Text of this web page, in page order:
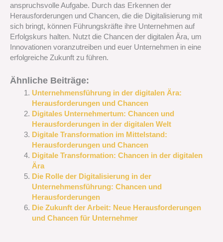
anspruchsvolle Aufgabe. Durch das Erkennen der
Herausforderungen und Chancen, die die Digitalisierung mit
sich bringt, können Führungskräfte ihre Unternehmen auf
Erfolgskurs halten. Nutzt die Chancen der digitalen Ära, um
Innovationen voranzutreiben und euer Unternehmen in eine
erfolgreiche Zukunft zu führen.
Ähnliche Beiträge:
Unternehmensführung in der digitalen Ära:
Herausforderungen und Chancen
Digitales Unternehmertum: Chancen und
Herausforderungen in der digitalen Welt
Digitale Transformation im Mittelstand:
Herausforderungen und Chancen
Digitale Transformation: Chancen in der digitalen
Ära
Die Rolle der Digitalisierung in der
Unternehmensführung: Chancen und
Herausforderungen
Die Zukunft der Arbeit: Neue Herausforderungen
und Chancen für Unternehmer